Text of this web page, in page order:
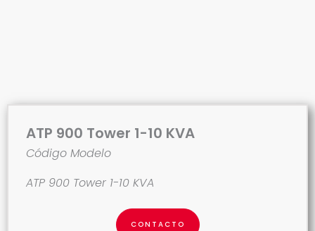
ATP 900 Tower 1-10 KVA
Código Modelo
ATP 900 Tower 1-10 KVA
CONTACTO